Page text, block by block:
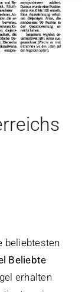
beliebtesten
Beliebte
erhalten
Bar
Area